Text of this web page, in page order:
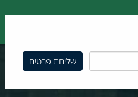
הובלות לכל הארץ